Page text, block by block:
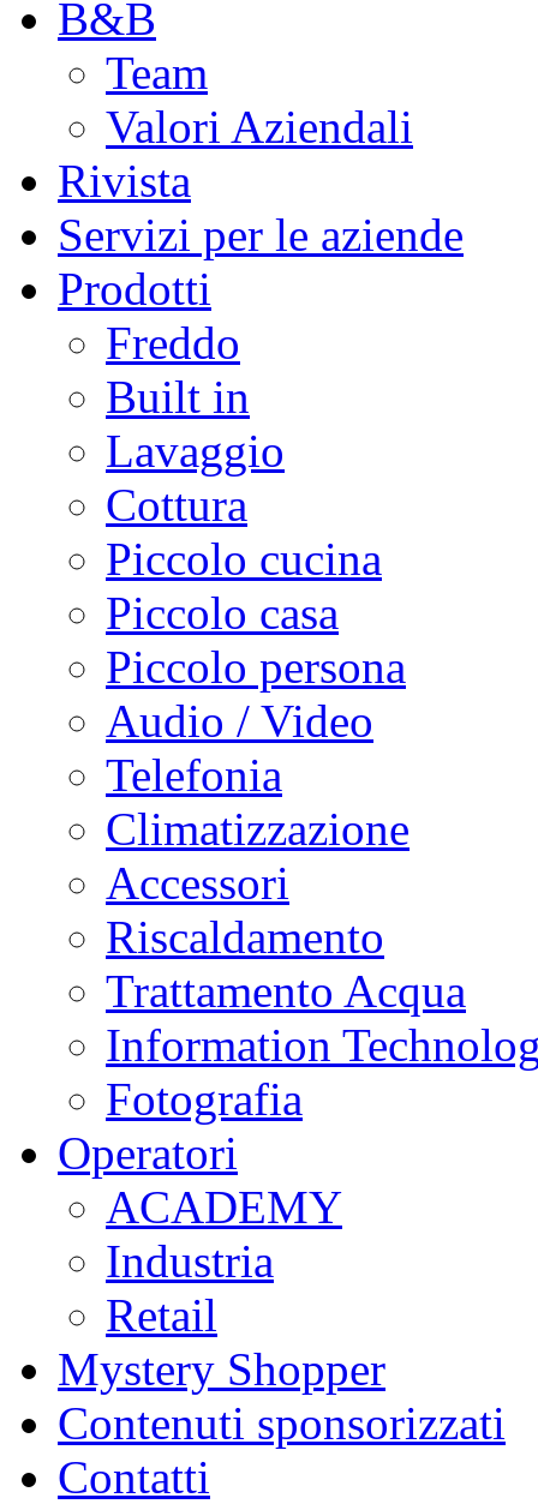
B&B
Team
Valori Aziendali
Rivista
Servizi per le aziende
Prodotti
Freddo
Built in
Lavaggio
Cottura
Piccolo cucina
Piccolo casa
Piccolo persona
Audio / Video
Telefonia
Climatizzazione
Accessori
Riscaldamento
Trattamento Acqua
Information
Fotografia
Operatori
ACADEMY
Industria
Retail
Mystery Shopper
Contenuti sponsorizzati
Contatti